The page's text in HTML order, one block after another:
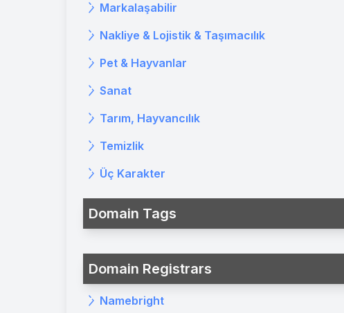
Markalaşabilir
Nakliye & Lojistik & Taşımacılık
Pet & Hayvanlar
Sanat
Tarım, Hayvancılık
Temizlik
Üç Karakter
Domain Tags
Domain Registrars
Namebright